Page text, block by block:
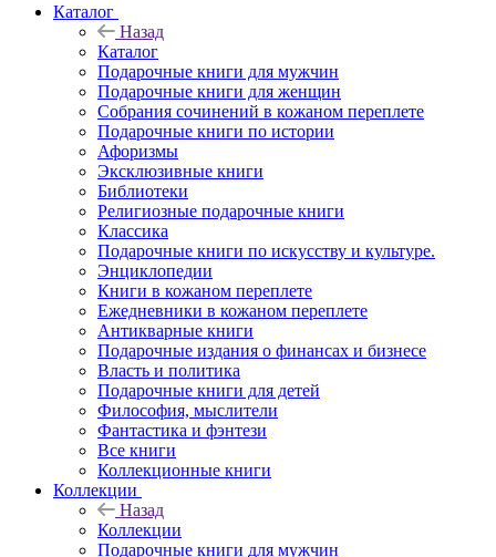
Каталог
Назад
Каталог
Подарочные книги для мужчин
Подарочные книги для женщин
Собрания сочинений в кожаном переплете
Подарочные книги по истории
Афоризмы
Эксклюзивные книги
Библиотеки
Религиозные подарочные книги
Классика
Подарочные книги по искусству и культуре.
Энциклопедии
Книги в кожаном переплете
Ежедневники в кожаном переплете
Антикварные книги
Подарочные издания о финансах и бизнесе
Власть и политика
Подарочные книги для детей
Философия, мыслители
Фантастика и фэнтези
Все книги
Коллекционные книги
Коллекции
Назад
Коллекции
Подарочные книги для мужчин